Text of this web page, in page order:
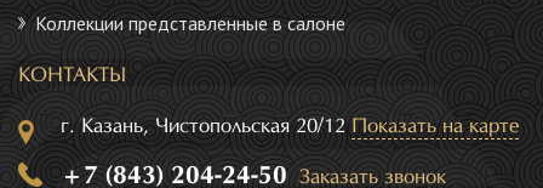
Коллекции представленные в салоне
КОНТАКТЫ
г. Казань, Чистопольская 20/12 Показать на карте
+7 (843) 204-24-50 Заказать звонок